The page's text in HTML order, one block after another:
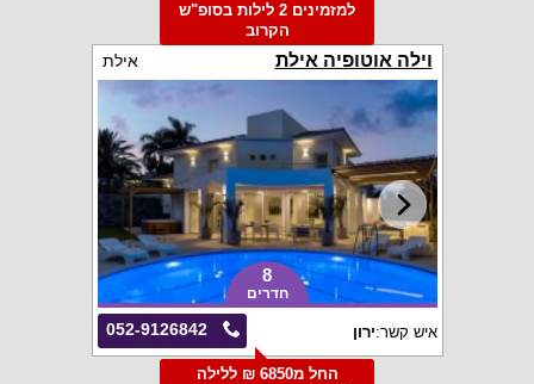
למזמינים 2 לילות בסופ"ש
הקרוב
וילה אוטופיה אילת אילת
8
חדרים
052-9126842 איש קשר:ירון
החל מ6850 ₪ ללילה